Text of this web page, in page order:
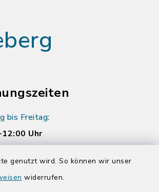
genutzt wird. So können wir unser
widerrufen.
bis Freitag:
Uhr
zusätzlich:
Uhr